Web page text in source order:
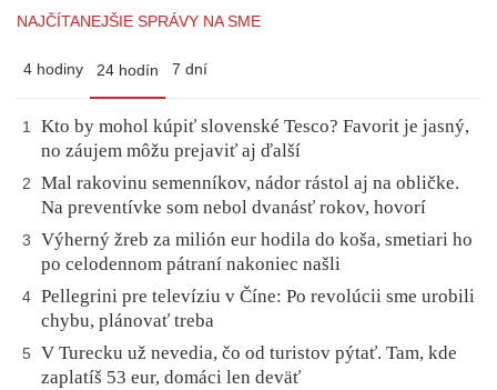
NAJČÍTANEJŠIE SPRÁVY NA SME
4 hodiny 24 hodín 7 dní
1
Kto by mohol kúpiť slovenské Tesco? Favorit je jasný,
no záujem môžu prejaviť aj ďalší
2
Mal rakovinu semenníkov, nádor rástol aj na obličke.
Na preventívke som nebol dvanásť rokov, hovorí
3
Výherný žreb za milión eur hodila do koša, smetiari ho
po celodennom pátraní nakoniec našli
4 Pellegrini pre televíziu v Číne: Po revolúcii sme urobili
chybu, plánovať treba
5
V Turecku už nevedia, čo od turistov pýtať. Tam, kde
zaplatíš 53 eur, domáci len deväť